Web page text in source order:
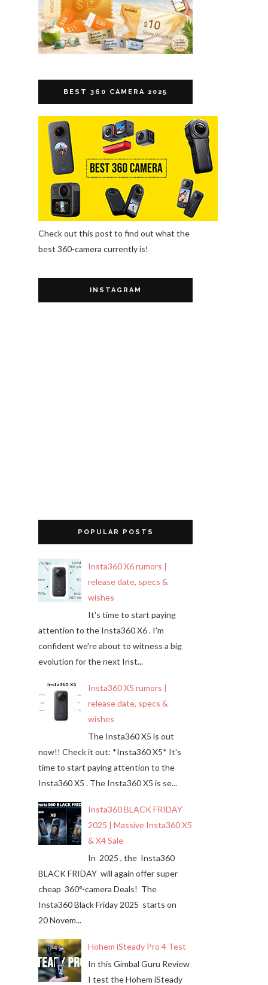
BEST 360 CAMERA 2025
Check out this post to find out what the
best 360-camera currently is!
INSTAGRAM
POPULAR POSTS
Insta360 X6 rumors |
release date, specs &
wishes
It's time to start paying
attention to the Insta360 X6 . I'm
confident we're about to witness a big
evolution for the next Inst...
Insta360 X5 rumors |
release date, specs &
wishes
The Insta360 X5 is out
now!! Check it out: *Insta360 X5* It's
time to start paying attention to the
Insta360 X5 . The Insta360 X5 is se...
Insta360 BLACK FRIDAY
2025 | Massive Insta360 X5
& X4 Sale
In 2025 , the Insta360
BLACK FRIDAY will again offer super
cheap 360°-camera Deals! The
Insta360 Black Friday 2025 starts on
20 Novem...
Hohem iSteady Pro 4 Test
In this Gimbal Guru Review
I test the Hohem iSteady